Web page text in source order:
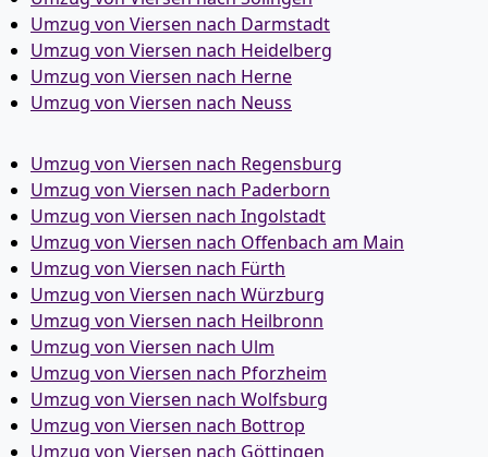
Umzug von Viersen nach Darmstadt
Umzug von Viersen nach Heidelberg
Umzug von Viersen nach Herne
Umzug von Viersen nach Neuss
Umzug von Viersen nach Regensburg
Umzug von Viersen nach Paderborn
Umzug von Viersen nach Ingolstadt
Umzug von Viersen nach Offenbach am Main
Umzug von Viersen nach Fürth
Umzug von Viersen nach Würzburg
Umzug von Viersen nach Heilbronn
Umzug von Viersen nach Ulm
Umzug von Viersen nach Pforzheim
Umzug von Viersen nach Wolfsburg
Umzug von Viersen nach Bottrop
Umzug von Viersen nach Göttingen